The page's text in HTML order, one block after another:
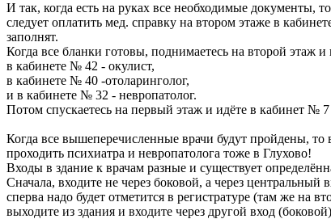
И так, когда есть на руках все необходимые документы,
следует оплатить мед. справку на втором этаже в
заполнят.
Когда все бланки готовы, поднимаетесь на второй этаж
в кабинете № 42 - окулист,
в кабинете № 40 -отоларинголог,
и в кабинете № 32 - невропатолог.
Потом спускаетесь на первый этаж и идёте в кабинет № 7
Когда все вышеперечисленные врачи будут пройдены, то
проходить психиатра и невропатолога тоже в Глухово!
Входы в здание к врачам разные и существует
Сначала, входите не через боковой, а через
сперва надо будет отметится в регистратуре (там же на
выходите из здания и входите через другой вход